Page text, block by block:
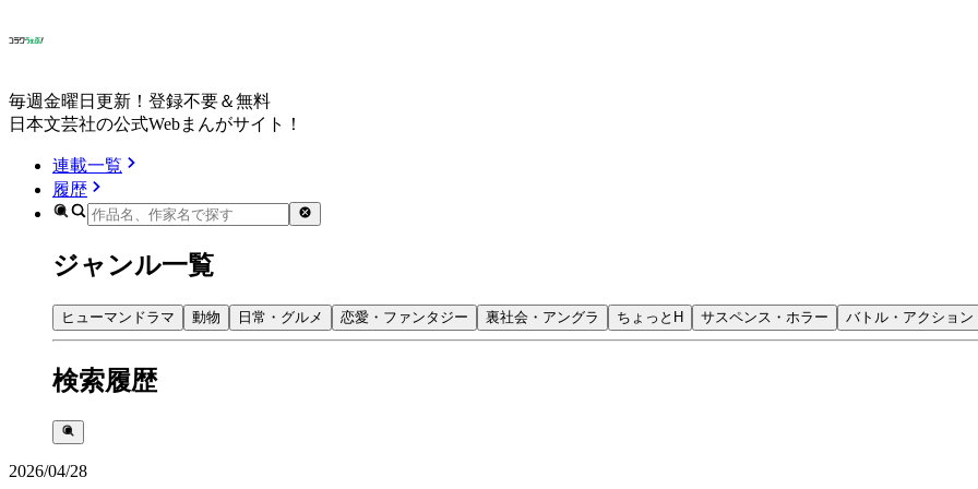
毎週金曜日更新！登録不要＆無料
日本文芸社の公式Webまんがサイト！
連載一覧
履歴
ジャンル一覧
ヒューマンドラマ 動物 日常・グルメ 恋愛・ファンタジー 裏社会・アングラ ちょっとH サスペンス・ホラー バトル・アクション
検索履歴
2026/04/28